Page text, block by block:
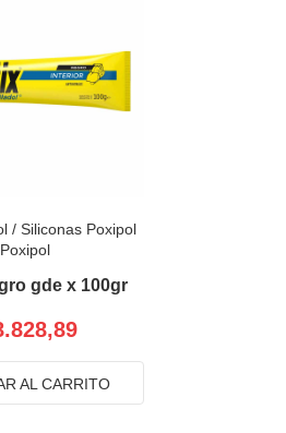
/ Siliconas Poxipol
Poxipol
gde x 100gr
AL CARRITO